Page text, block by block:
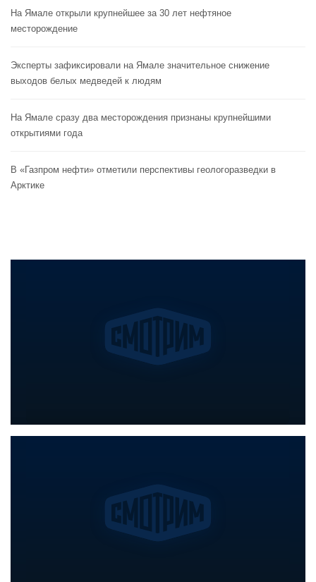
На Ямале открыли крупнейшее за 30 лет нефтяное
месторождение
Эксперты зафиксировали на Ямале значительное снижение
выходов белых медведей к людям
На Ямале сразу два месторождения признаны крупнейшими
открытиями года
В «Газпром нефти» отметили перспективы геологоразведки в
Арктике